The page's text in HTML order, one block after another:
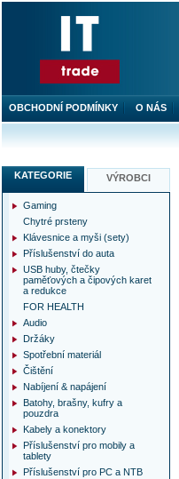
KATEGORIE VÝROBCI
Gaming
Chytré prsteny
Klávesnice a myši (sety)
Příslušenství do auta
USB huby, čtečky
paměťových a čipových karet
a redukce
FOR HEALTH
Audio
Držáky
Spotřební materiál
Čištění
Nabíjení & napájení
Batohy, brašny, kufry a
pouzdra
Kabely a konektory
Příslušenství pro mobily a
tablety
Příslušenství pro PC a NTB
OBCHODNÍ PODMÍNKY O NÁS